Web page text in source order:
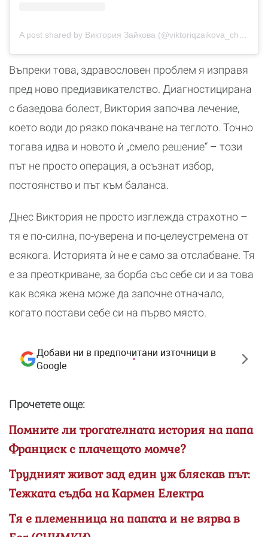
Въпреки това, здравословен проблем я изправя
пред ново предизвикателство. Диагностицирана
с базедова болест, Виктория започва лечение,
което води до рязко покачване на теглото. Точно
тогава идва и новото ѝ „смело решение“ – този
път не просто операция, а осъзнат избор,
постоянство и път към баланса.
Днес Виктория не просто изглежда страхотно –
тя е по-силна, по-уверена и по-целеустремена от
всякога. Историята ѝ не е само за отслабване. Тя
е за преоткриване, за борба със себе си и за това
как всяка жена може да започне отначало,
когато постави себе си на първо място.
Добави ни в предпочитани източници в
Google
Прочетете още:
Помните ли трогателната история на папа
Франциск с плачещото момче?
Трудният живот зад един уж бляскав път:
Тежката съдба на Кармен Електра
Тя е племенница на папата и не вярва в